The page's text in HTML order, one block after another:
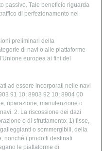
passivo. Tale beneficio riguarda
di perfezionamento nel
preliminari della
di navi o alle piattaforme
europea ai fini del
ad essere incorporati nelle navi
91 10; 8903 92 10; 8904 00
riparazione, manutenzione o
2. La riscossione dei dazi
o di sfruttamento: 1) fisse,
o sommergibili, della
nonché i prodotti destinati
le piattaforme di